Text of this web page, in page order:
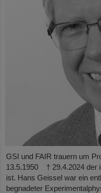
GSI und FAIR trauern um
13.5.1950 † 29.4.2024 der
ist. Hans Geissel war ein
begnadeter